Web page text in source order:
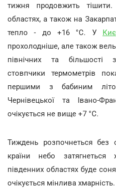
тижня продовжить
областях, а також на
тепло - до +16 °С. У
прохолодніше, але також
північних та більшості
стовпчики термометрів
першими з бабиним
Чернівецької та Івано-
очікується не вище +7 °С.
Тиждень розпочнеться без
країни небо
південних областях буде
очікується мінлива хмарність.